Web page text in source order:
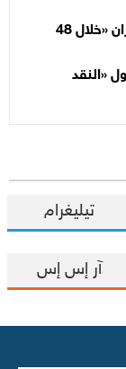
بزشكيان: تصوروا أنهم سيُسقطون إيران «خلال 48
«النقد
تيليغرام
آر إس إس